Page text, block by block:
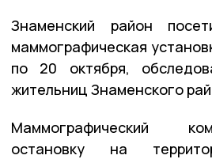
Знаменский район
маммографическая
по 20 октября,
жительниц Знаменского
Маммографический
остановку на